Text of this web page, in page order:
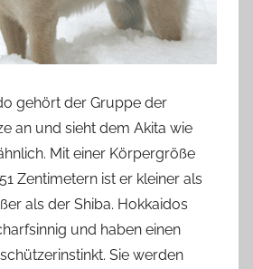
gehört der Gruppe der
an und sieht dem Akita wie
Mit einer Körpergröße
Zentimetern ist er kleiner als
als der Shiba. Hokkaidos
und haben einen
Sie werden